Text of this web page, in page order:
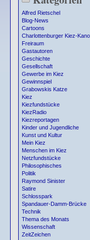
Alfred Rietschel
Blog-News
Cartoons
Charlottenburger Kiez-
Freiraum
Gastautoren
Geschichte
Gesellschaft
Gewerbe im Kiez
Gewinnspiel
Grabowskis Katze
Kiez
Kiezfundstücke
KiezRadio
Kiezreportagen
Kinder und Jugendliche
Kunst und Kultur
Mein Kiez
Menschen im Kiez
Netzfundstücke
Philosophisches
Politik
Raymond Sinister
Satire
Schlosspark
Spandauer-Damm-Brücke
Technik
Thema des Monats
Wissenschaft
ZeitZeichen